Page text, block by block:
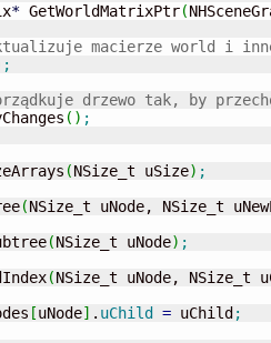
* GetWorldMatrixPtr(
macierze world i
;
drzewo tak, by
( ) ;
(NSize_t uSize) ;
(NSize_t uNode, NSize_t
(NSize_t uNode) ;
(NSize_t uNode, NSize_t
[uNode] . uChild = uChild;